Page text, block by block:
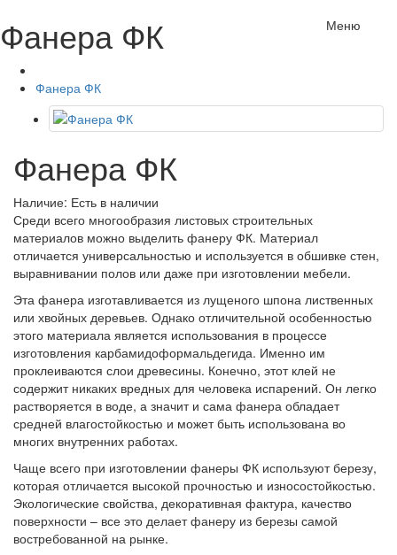
Меню
Фанера ФК
Фанера ФК
Фанера ФК
Наличие: Есть в наличии
Среди всего многообразия листовых строительных
материалов можно выделить фанеру ФК. Материал
отличается универсальностью и используется в обшивке стен,
выравнивании полов или даже при изготовлении мебели.
Эта фанера изготавливается из лущеного шпона лиственных
или хвойных деревьев. Однако отличительной особенностью
этого материала является использования в процессе
изготовления карбамидоформальдегида. Именно им
проклеиваются слои древесины. Конечно, этот клей не
содержит никаких вредных для человека испарений. Он легко
растворяется в воде, а значит и сама фанера обладает
средней влагостойкостью и может быть использована во
многих внутренних работах.
Чаще всего при изготовлении фанеры ФК используют березу,
которая отличается высокой прочностью и износостойкостью.
Экологические свойства, декоративная фактура, качество
поверхности – все это делает фанеру из березы самой
востребованной на рынке.